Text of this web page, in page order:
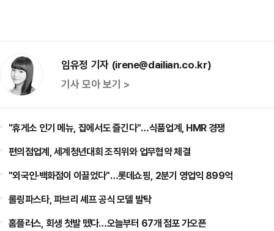
임유정 기자 (irene@dailian.co.kr)
기사 모아 보기 >
"휴게소 인기 메뉴, 집에서도 즐긴다"…식품업계, HMR 경쟁
편의점업계, 세계청년대회 조직위와 업무협약 체결
"외국인·백화점이 이끌었다"…롯데쇼핑, 2분기 영업익 899억
롤링파스타, 파브리 셰프 공식 모델 발탁
홈플러스, 회생 첫발 뗐다…오늘부터 67개 점포 가오픈